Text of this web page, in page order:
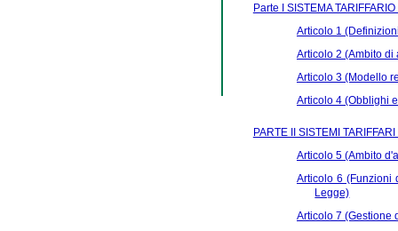
Parte I SISTEMA
Articolo 1
Articolo 2 (Ambito
Articolo 3 (Modello
Articolo 4 (Obblighi
PARTE II SISTEMI
Articolo 5 (Ambito
Articolo 6 (Funzioni
Legge)
Articolo 7 (Gestione